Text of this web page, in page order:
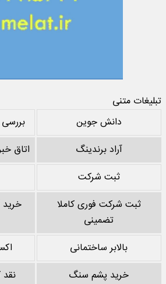
تبلیغات متنی
دانش جوین
آراد برندینگ
اتاق
ثبت شرکت
ثبت شرکت فوری کاملا
تضمینی
بالابر ساختمانی
خرید پشم سنگ